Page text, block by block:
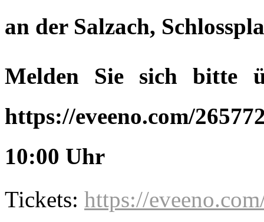
an der Salzach,
Melden Sie sich bitte
https://eveeno.com/
10:00 Uhr
Tickets: https://